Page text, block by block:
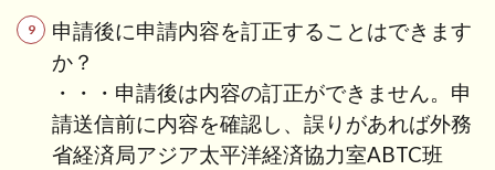
申請後に申請内容を訂正することはできます
か？
・・・申請後は内容の訂正ができません。申
請送信前に内容を確認し、誤りがあれば外務
省経済局アジア太平洋経済協力室ABTC班